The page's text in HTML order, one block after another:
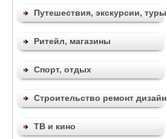
Путешествия, экскурсии, туры
Ритейл, магазины
Спорт, отдых
Строительство ремонт дизайн
ТВ и кино